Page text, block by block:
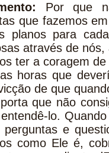
Por que
que fazemos
planos para
através de
ter a coragem
horas que
de que
que não
lo.
perguntas e
como Ele é,